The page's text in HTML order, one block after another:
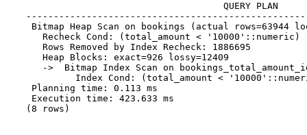
Bitmap Heap Scan on bookings (actual rows=63944
   Recheck Cond: (total_amount < '10000'::numeric)
   Rows Removed by Index Recheck: 1886695
   Heap Blocks: exact=926 lossy=12409
->  Bitmap Index Scan on
Index Cond: (total_amount <
Planning time: 0.113 ms
Execution time: 423.633 ms
(8 rows)